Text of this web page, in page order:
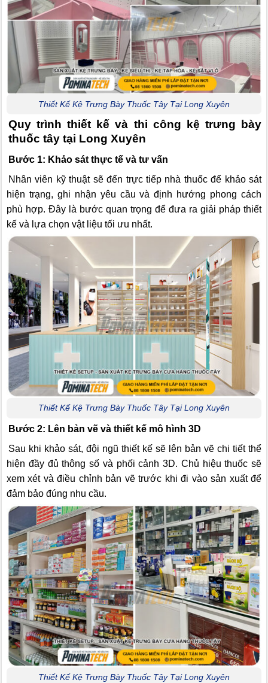
Thiết Kế Kệ Trưng Bày Thuốc Tây Tại Long Xuyên
Quy trình thiết kế và thi công kệ trưng bày
thuốc tây tại Long Xuyên
Bước 1: Khảo sát thực tế và tư vấn
Nhân viên kỹ thuật sẽ đến trực tiếp nhà thuốc để khảo sát
hiện trạng, ghi nhận yêu cầu và định hướng phong cách
phù hợp. Đây là bước quan trọng để đưa ra giải pháp thiết
kế và lựa chọn vật liệu tối ưu nhất.
Thiết Kế Kệ Trưng Bày Thuốc Tây Tại Long Xuyên
Bước 2: Lên bản vẽ và thiết kế mô hình 3D
Sau khi khảo sát, đội ngũ thiết kế sẽ lên bản vẽ chi tiết thể
hiện đầy đủ thông số và phối cảnh 3D. Chủ hiệu thuốc sẽ
xem xét và điều chỉnh bản vẽ trước khi đi vào sản xuất để
đảm bảo đúng nhu cầu.
Thiết Kế Kệ Trưng Bày Thuốc Tây Tại Long Xuyên